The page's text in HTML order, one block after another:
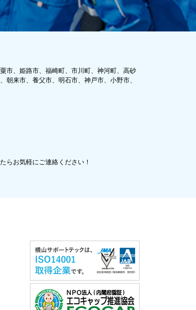
市、姫路市、福崎町、市川町、神河町、高砂
朝来市、養父市、明石市、神戸市、小野市、
らお気軽にご連絡ください！